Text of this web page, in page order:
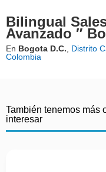
Bilingual
Avanzado ″
En Bogota D.C. Distrito
Colombia
También tenemos más
interesar